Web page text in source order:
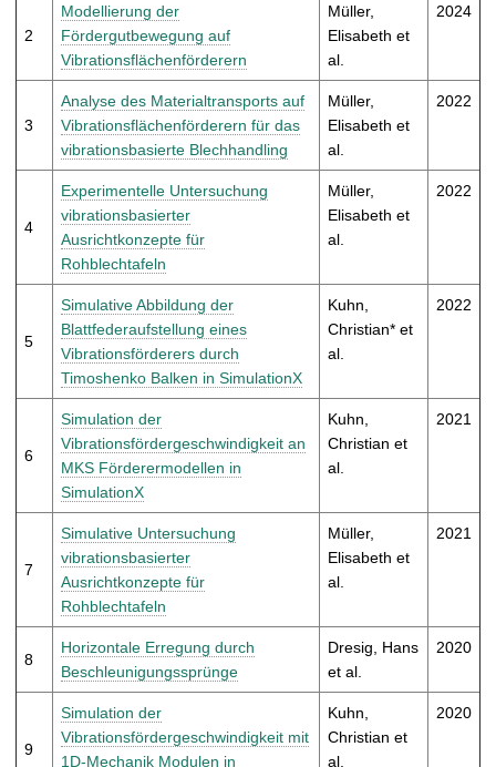
2
Modellierung der
Fördergutbewegung auf
Vibrationsflächenförderern
Müller,
Elisabeth et
al.
2024
3
Analyse des Materialtransports auf
Vibrationsflächenförderern für das
vibrationsbasierte Blechhandling
Müller,
Elisabeth et
al.
2022
4
Experimentelle Untersuchung
vibrationsbasierter
Ausrichtkonzepte für
Rohblechtafeln
Müller,
Elisabeth et
al.
2022
5
Simulative Abbildung der
Blattfederaufstellung eines
Vibrationsförderers durch
Timoshenko Balken in SimulationX
Kuhn,
Christian* et
al.
2022
6
Simulation der
Vibrationsfördergeschwindigkeit an
MKS Förderermodellen in
SimulationX
Kuhn,
Christian et
al.
2021
7
Simulative Untersuchung
vibrationsbasierter
Ausrichtkonzepte für
Rohblechtafeln
Müller,
Elisabeth et
al.
2021
8
Horizontale Erregung durch
Beschleunigungssprünge
Dresig, Hans
et al.
2020
9
Simulation der
Vibrationsfördergeschwindigkeit mit
1D-Mechanik Modulen in
Kuhn,
Christian et
al.
2020